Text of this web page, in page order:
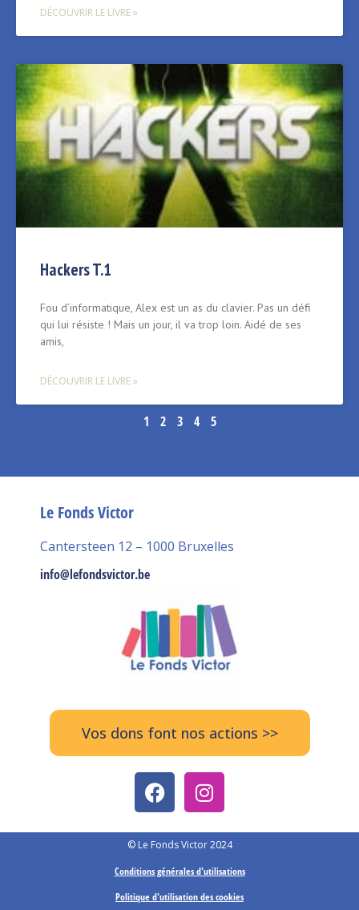
DÉCOUVRIR LE LIVRE »
Hackers T.1
Fou d’informatique, Alex est un as du clavier. Pas un défi
qui lui résiste ! Mais un jour, il va trop loin. Aidé de ses
amis,
DÉCOUVRIR LE LIVRE »
1 2 3 4 5
Le Fonds Victor
Cantersteen 12 – 1000 Bruxelles
info@lefondsvictor.be
Vos dons font nos actions >>
© Le Fonds Victor 2024
Conditions générales d'utilisations
Politique d'utilisation des cookies